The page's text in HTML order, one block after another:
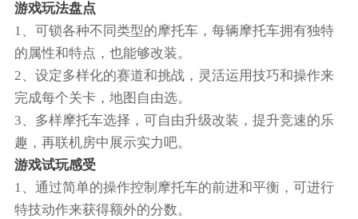
游戏玩法盘点
1、可锁各种不同类型的摩托车，每辆摩托车拥有独特
的属性和特点，也能够改装。
2、设定多样化的赛道和挑战，灵活运用技巧和操作来
完成每个关卡，地图自由选。
3、多样摩托车选择，可自由升级改装，提升竞速的乐
趣，再联机房中展示实力吧。
游戏试玩感受
1、通过简单的操作控制摩托车的前进和平衡，可进行
特技动作来获得额外的分数。